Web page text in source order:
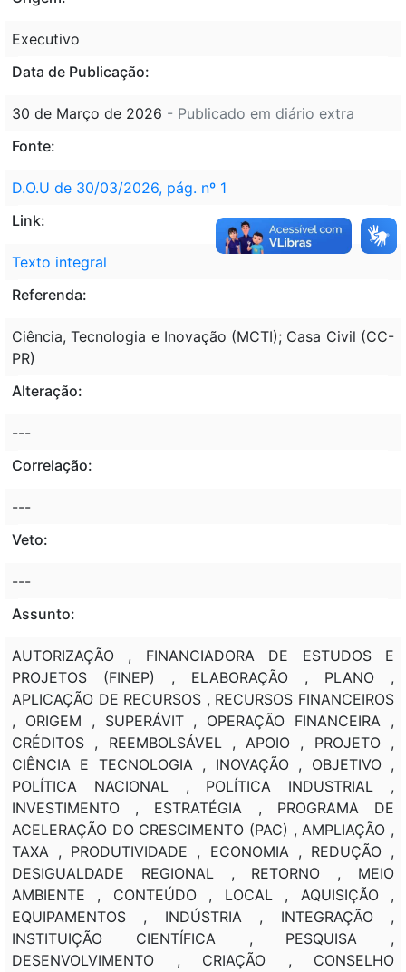
Executivo
Data de Publicação:
30 de Março de 2026 - Publicado em diário extra
Fonte:
D.O.U de 30/03/2026, pág. nº 1
Link:
Texto integral
Referenda:
Ciência, Tecnologia e Inovação (MCTI); Casa Civil (CC-
PR)
Alteração:
---
Correlação:
---
Veto:
---
Assunto:
AUTORIZAÇÃO , FINANCIADORA DE ESTUDOS E
PROJETOS (FINEP) , ELABORAÇÃO , PLANO ,
APLICAÇÃO DE RECURSOS , RECURSOS FINANCEIROS
, ORIGEM , SUPERÁVIT , OPERAÇÃO FINANCEIRA ,
CRÉDITOS , REEMBOLSÁVEL , APOIO , PROJETO ,
CIÊNCIA E TECNOLOGIA , INOVAÇÃO , OBJETIVO ,
POLÍTICA NACIONAL , POLÍTICA INDUSTRIAL ,
INVESTIMENTO , ESTRATÉGIA , PROGRAMA DE
ACELERAÇÃO DO CRESCIMENTO (PAC) , AMPLIAÇÃO ,
TAXA , PRODUTIVIDADE , ECONOMIA , REDUÇÃO ,
DESIGUALDADE REGIONAL , RETORNO , MEIO
AMBIENTE , CONTEÚDO , LOCAL , AQUISIÇÃO ,
EQUIPAMENTOS , INDÚSTRIA , INTEGRAÇÃO ,
INSTITUIÇÃO CIENTÍFICA , PESQUISA ,
DESENVOLVIMENTO , CRIAÇÃO , CONSELHO